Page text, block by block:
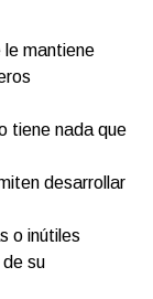
le mantiene
tiene nada que
desarrollar
o inútiles
su